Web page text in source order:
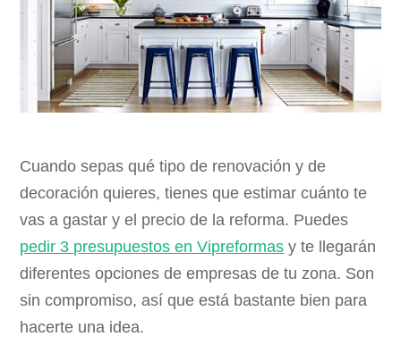
Cuando sepas qué tipo de renovación y de
decoración quieres, tienes que estimar cuánto te
vas a gastar y el precio de la reforma. Puedes
pedir 3 presupuestos en Vipreformas y te llegarán
diferentes opciones de empresas de tu zona. Son
sin compromiso, así que está bastante bien para
hacerte una idea.